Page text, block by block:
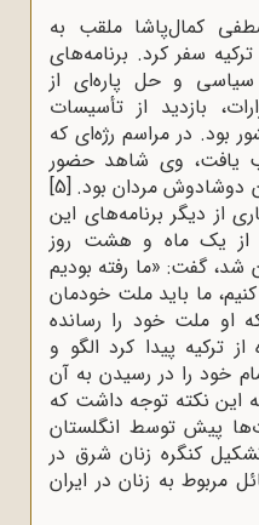
کمال‌پاشا ملقب به
در 12 / 3 / 1313 به ترکیه سفر کرد. برنامه‌هاى
سیاسى و حل پاره‌اى از
بازدید از تأسیسات
بود. در مراسم رژه‌اى که
یافت، وى شاهد حضور
دوشادوش مردان بود. [5]
از دیگر برنامه‌هاى این
از یک ماه و هشت روز
شد، گفت: «ما رفته بودیم
ما باید ملت خودمان
او ملت خود را رسانده
ترکیه پیدا کرد الگو و
خود را در رسیدن به آن
این نکته توجه داشت که
پیش توسط انگلستان
کنگره زنان شرق در
مربوط به زنان در ایران